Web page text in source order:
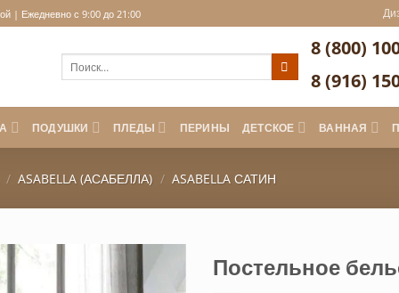
| Ежедневно с 9:00 до 21:00
Искать:
8 (800)
8 (916)
ПОДУШКИ ПЛЕДЫ ПЕРИНЫ ДЕТСКОЕ ВАННАЯ
/ ASABELLA (АСАБЕЛЛА) / ASABELLA САТИН
Постельное